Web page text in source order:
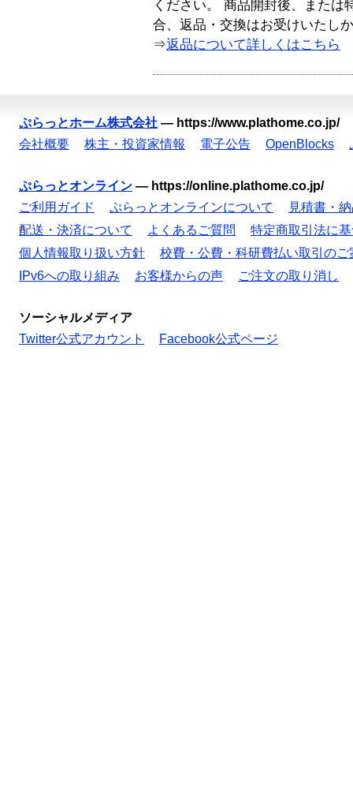
ください。 商品開封後、または
合、返品・交換はお受けいたし
⇒返品について詳しくはこちら
ぷらっとホーム株式会社 — https://www.plathome.co.jp/
会社概要
株主・投資家情報 電子公告 OpenBlocks
ぷらっとオンライン — https://online.plathome.co.jp/
ご利用ガイド
ぷらっとオンラインについて
見積書・
配送・決済について
よくあるご質問
特定商取引法に
個人情報取り扱い方針
校費・公費・科研費払い取引のご
IPv6への取り組み
お客様からの声 ご注文の取り消し
ソーシャルメディア
Twitter公式アカウント
Facebook公式ページ